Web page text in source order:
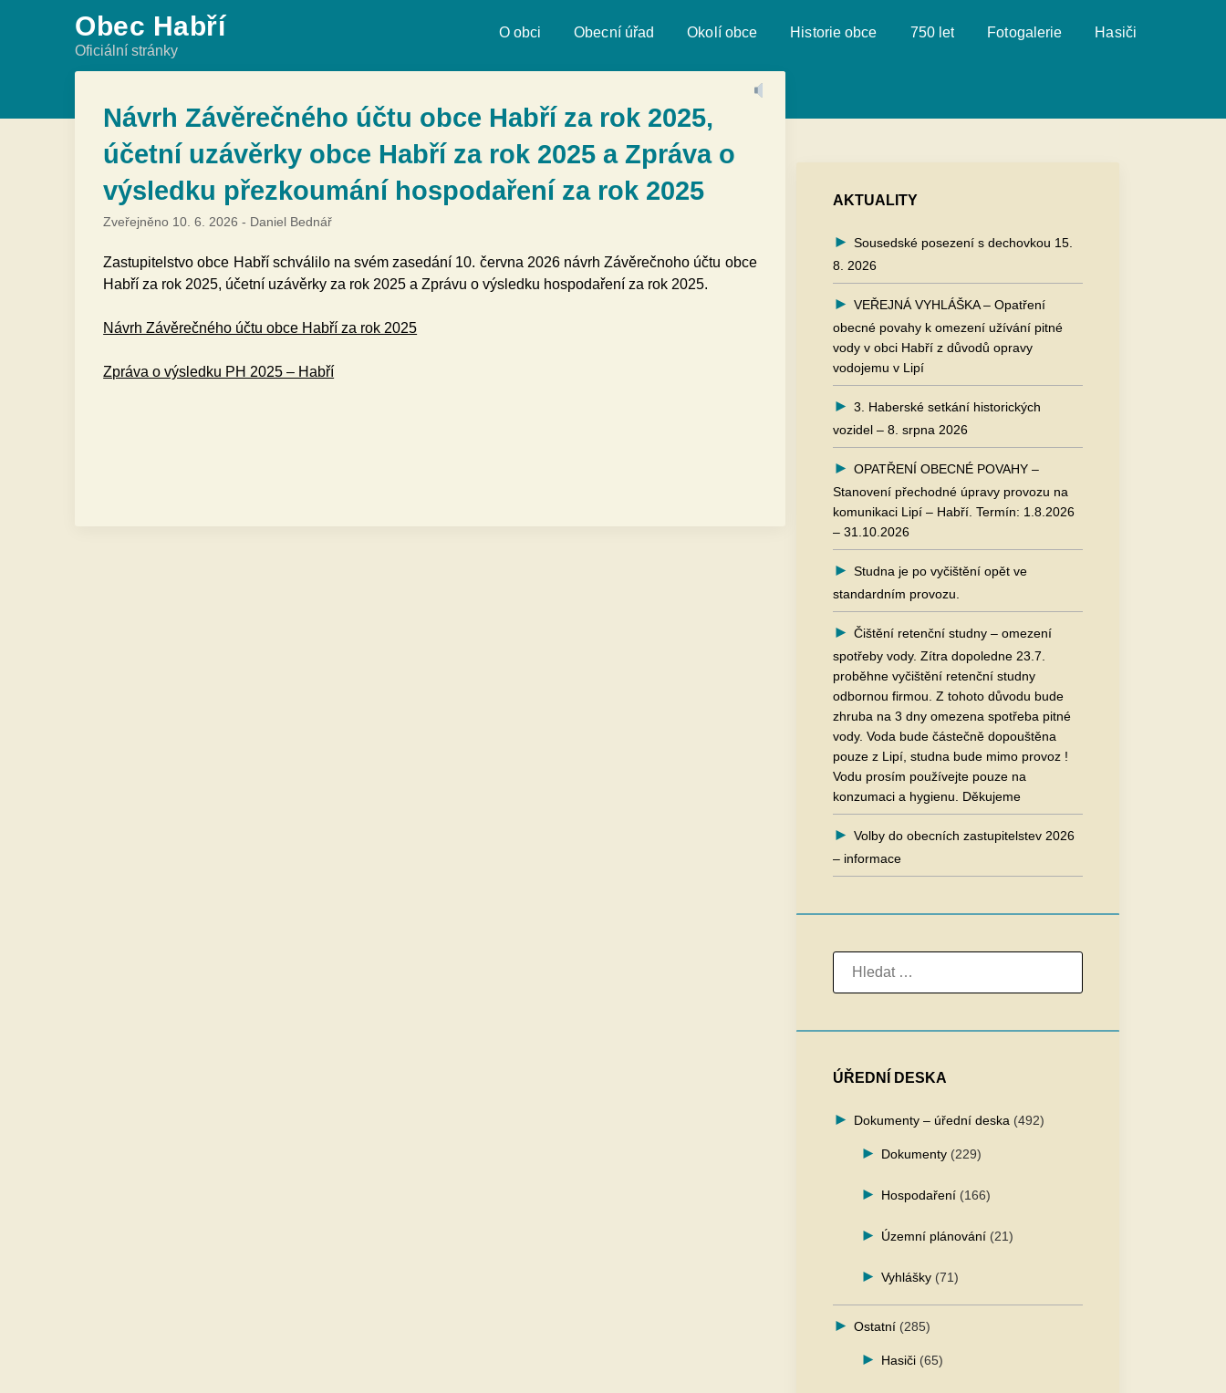
Obec Habří
Oficiální stránky
O obci Obecní úřad Okolí obce Historie obce 750 let Fotogalerie Hasiči
Návrh Závěrečného účtu obce Habří za rok 2025,
účetní uzávěrky obce Habří za rok 2025 a Zpráva o
výsledku přezkoumání hospodaření za rok 2025
Zveřejněno 10. 6. 2026 - Daniel Bednář
Zastupitelstvo obce Habří schválilo na svém zasedání 10. června 2026 návrh Závěrečnoho účtu obce
Habří za rok 2025, účetní uzávěrky za rok 2025 a Zprávu o výsledku hospodaření za rok 2025.
Návrh Závěrečného účtu obce Habří za rok 2025
Zpráva o výsledku PH 2025 – Habří
AKTUALITY
Sousedské posezení s dechovkou 15.
8. 2026
VEŘEJNÁ VYHLÁŠKA – Opatření
obecné povahy k omezení užívání pitné
vody v obci Habří z důvodů opravy
vodojemu v Lipí
3. Haberské setkání historických
vozidel – 8. srpna 2026
OPATŘENÍ OBECNÉ POVAHY –
Stanovení přechodné úpravy provozu na
komunikaci Lipí – Habří. Termín: 1.8.2026
– 31.10.2026
Studna je po vyčištění opět ve
standardním provozu.
Čištění retenční studny – omezení
spotřeby vody. Zítra dopoledne 23.7.
proběhne vyčištění retenční studny
odbornou firmou. Z tohoto důvodu bude
zhruba na 3 dny omezena spotřeba pitné
vody. Voda bude částečně dopouštěna
pouze z Lipí, studna bude mimo provoz !
Vodu prosím používejte pouze na
konzumaci a hygienu. Děkujeme
Volby do obecních zastupitelstev 2026
– informace
ÚŘEDNÍ DESKA
Dokumenty – úřední deska (492)
Dokumenty(229)
Hospodaření(166)
Územní plánování(21)
Vyhlášky(71)
Ostatní(285)
Hasiči(65)